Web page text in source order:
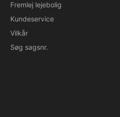
Fremlej lejebolig
Kundeservice
Vilkår
Søg sagsnr.